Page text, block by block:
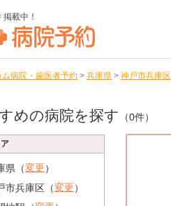
載中！
ム病院・歯医者予約 > 兵庫県 > 神戸市兵庫区
めの病院を探す （0件）
県（変更）
市兵庫区（変更）